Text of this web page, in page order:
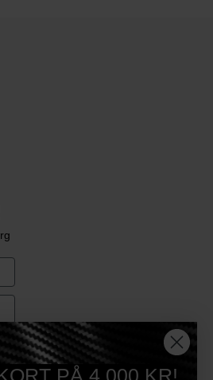
PÅ 4.000 KR!